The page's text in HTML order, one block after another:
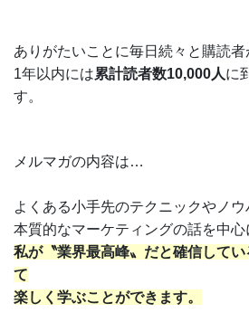
ありがたいことに毎日続々と購読者
1年以内には累計読者数10,000人に
す。
メルマガの内容は…
よくある小手先のテクニックやノウ
本質的なマーケティングの話を中心
私が〝業界最高峰〟だと確信して
て
楽しく学ぶことができます。